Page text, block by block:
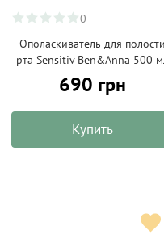
0
Ополаскиватель для полости
рта Sensitiv Ben&Anna 500
690 грн
Купить